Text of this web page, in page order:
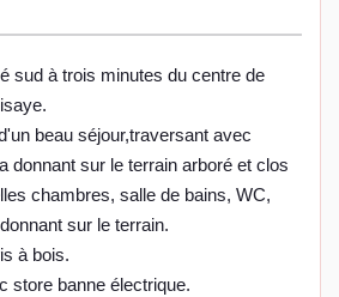
sud à trois minutes du centre de
beau séjour,traversant avec
donnant sur le terrain arboré et clos
chambres, salle de bains, WC,
sur le terrain.
à bois.
store banne électrique.